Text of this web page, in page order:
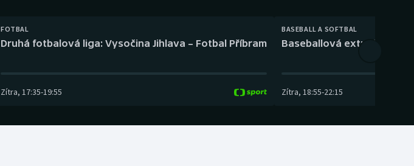
Volejbal
FOTBAL
Druhá fotbalová liga: Vysočina Jihlava – Fotbal Příbram
Zítra, 17:35-19:55
BASEBALL A SOFTBAL
Baseballová extraliga:
Zítra, 18:55-22:15